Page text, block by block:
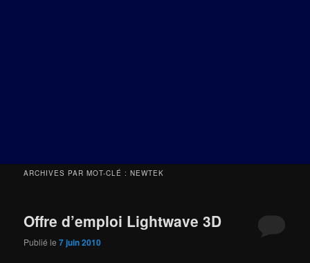
ARCHIVES PAR MOT-CLÉ :NEWTEK
Offre d’emploi Lightwave 3D
Publié le7 juin 2010